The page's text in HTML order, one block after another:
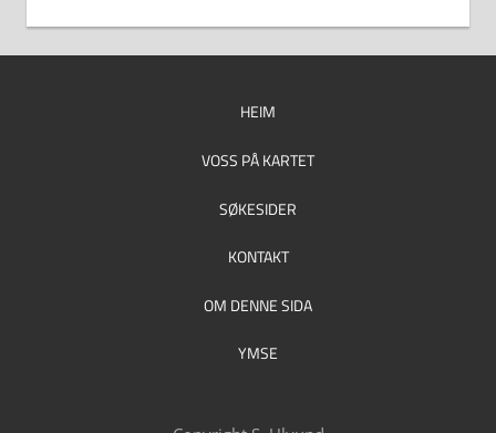
HEIM
VOSS PÅ KARTET
SØKESIDER
KONTAKT
OM DENNE SIDA
YMSE